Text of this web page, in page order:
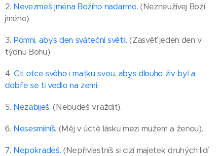
2. Nevezmeš jména Božího nadarmo. (Nezneužívej Boží
jméno).
3. Pomni, abys den sváteční světil. (Zasvěť jeden den v
týdnu Bohu)
4.Cti otce svého i matku svou, abys dlouho živ byl a
dobře se ti vedlo na zemi.
5. Nezabiješ. (Nebudeš vraždit).
6. Nesesmilníš. (Měj v úctě lásku mezi mužem a ženou).
7. Nepokradeš. (Nepřivlastníš si cizí majetek druhých lidí